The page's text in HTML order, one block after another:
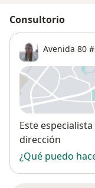
Consultorio
Avenida 80
Disponibilidad
Este
dirección
¿Qué puedo